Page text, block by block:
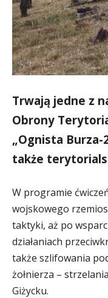
Trwają jedne z
Obrony
„Ognista Burza-
także
W programie
wojskowego
taktyki, aż po
działaniach
także szlifowania
żołnierza –
Giżycku.